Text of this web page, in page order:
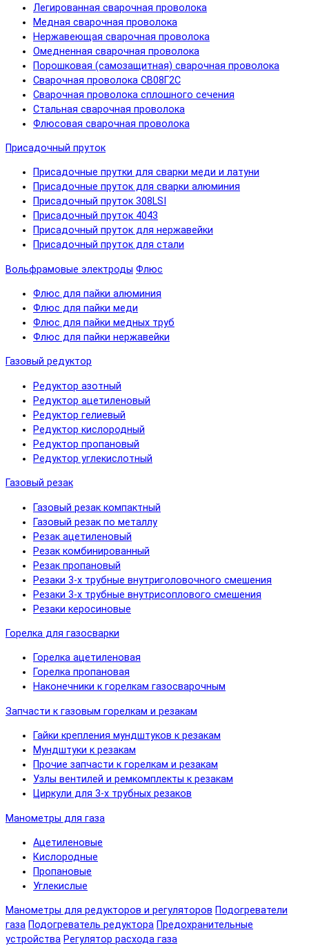
Легированная сварочная проволока
Медная сварочная проволока
Нержавеющая сварочная проволока
Омедненная сварочная проволока
Порошковая (самозащитная) сварочная проволока
Сварочная проволока СВ08Г2С
Сварочная проволока сплошного сечения
Стальная сварочная проволока
Флюсовая сварочная проволока
Присадочный пруток
Присадочные прутки для сварки меди и латуни
Присадочные пруток для сварки алюминия
Присадочный пруток 308LSI
Присадочный пруток 4043
Присадочный пруток для нержавейки
Присадочный пруток для стали
Вольфрамовые электроды Флюс
Флюс для пайки алюминия
Флюс для пайки меди
Флюс для пайки медных труб
Флюс для пайки нержавейки
Газовый редуктор
Редуктор азотный
Редуктор ацетиленовый
Редуктор гелиевый
Редуктор кислородный
Редуктор пропановый
Редуктор углекислотный
Газовый резак
Газовый резак компактный
Газовый резак по металлу
Резак ацетиленовый
Резак комбинированный
Резак пропановый
Резаки 3-х трубные внутриголовочного смешения
Резаки 3-х трубные внутрисоплового смешения
Резаки керосиновые
Горелка для газосварки
Горелка ацетиленовая
Горелка пропановая
Наконечники к горелкам газосварочным
Запчасти к газовым горелкам и резакам
Гайки крепления мундштуков к резакам
Мундштуки к резакам
Прочие запчасти к горелкам и резакам
Узлы вентилей и ремкомплекты к резакам
Циркули для 3-х трубных резаков
Манометры для газа
Ацетиленовые
Кислородные
Пропановые
Углекислые
Манометры для редукторов и регуляторов Подогреватели
газа Подогреватель редуктора Предохранительные
устройства Регулятор расхода газа